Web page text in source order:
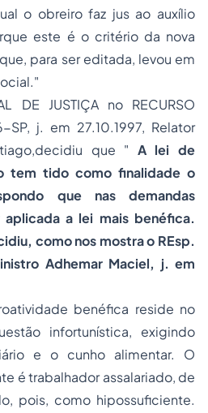
o obreiro faz jus ao auxílio
este é o critério da nova
para ser editada, levou em
DE JUSTIÇA no RECURSO
SP, j. em 27.10.1997, Relator
que " A lei de
tem tido como finalidade o
que nas demandas
a lei mais benéfica.
como nos mostra o REsp.
Adhemar Maciel, j. em
benéfica reside no
infortunística, exigindo
e o cunho alimentar. O
é trabalhador assalariado, de
pois, como hipossuficiente.